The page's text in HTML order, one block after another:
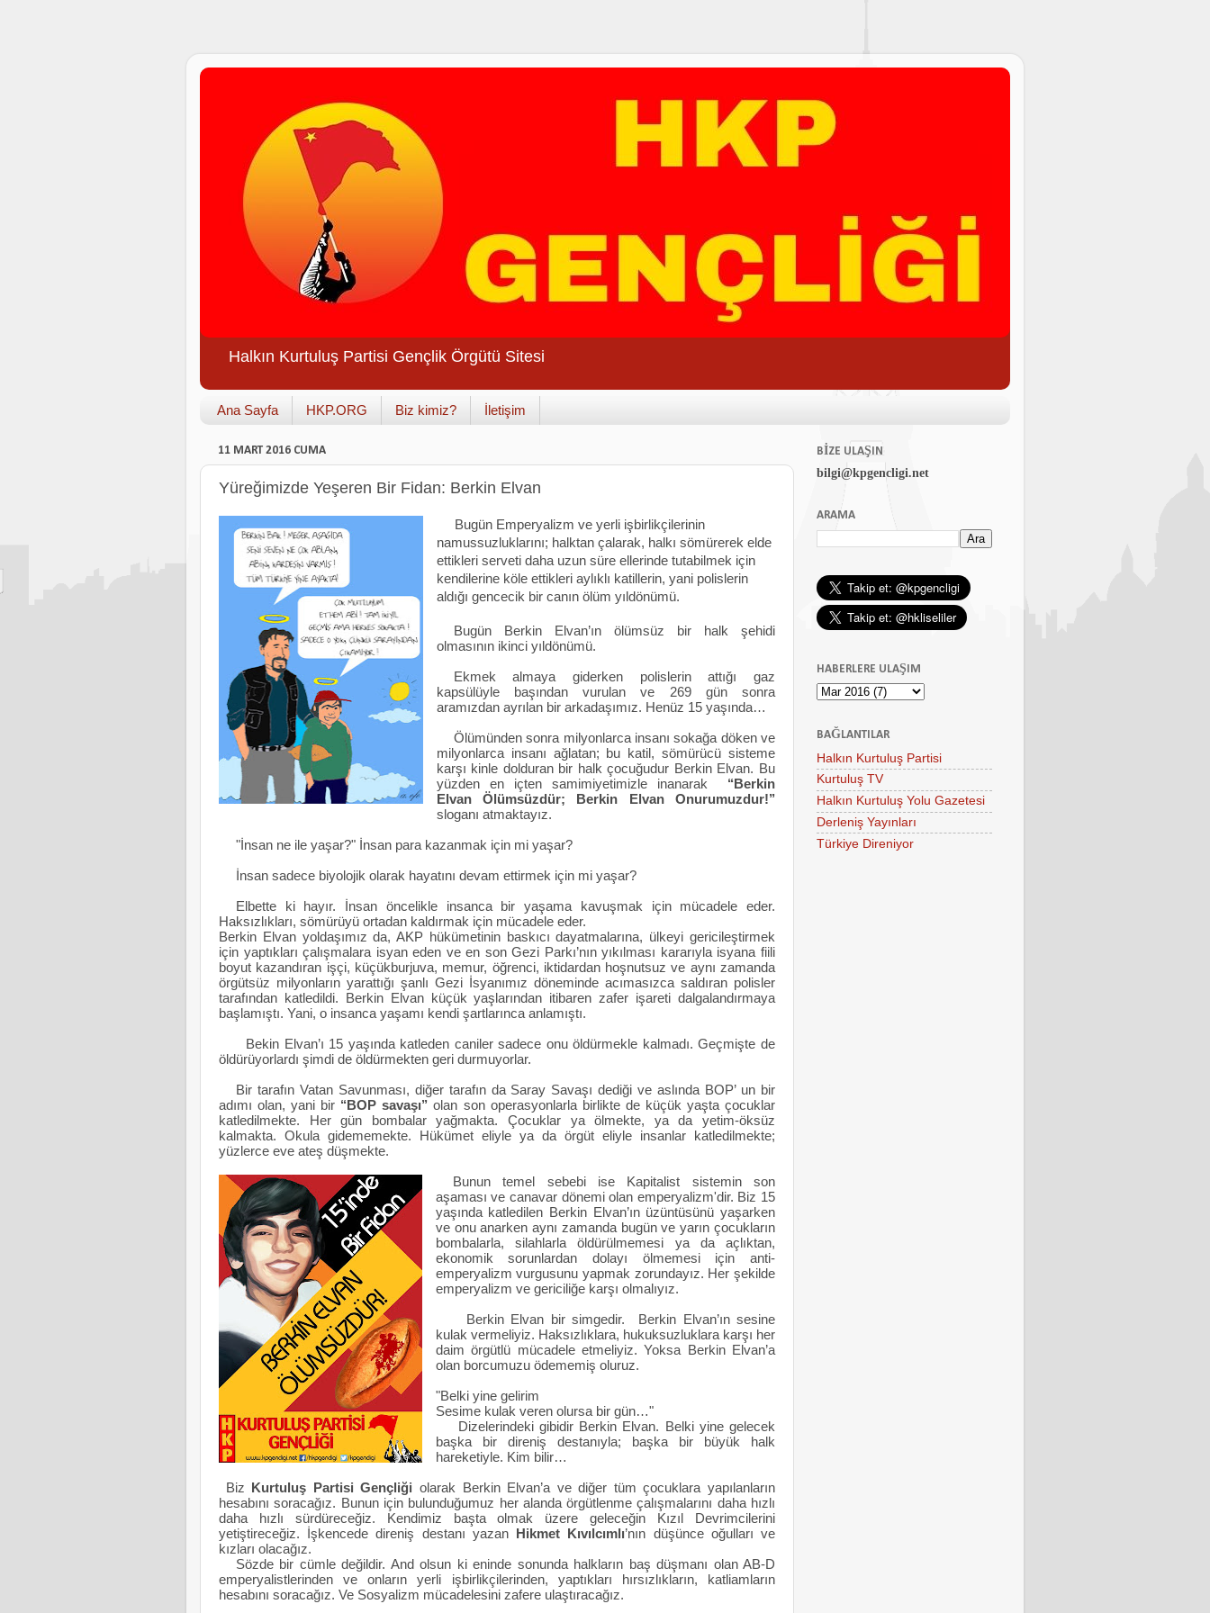
Halkın Kurtuluş Partisi Gençlik Örgütü Sitesi
Ana Sayfa HKP.ORG Biz kimiz? İletişim
11 MART 2016 CUMA
Yüreğimizde Yeşeren Bir Fidan: Berkin Elvan
Bugün Emperyalizm ve yerli işbirlikçilerinin
namussuzluklarını; halktan çalarak, halkı sömürerek elde
ettikleri serveti daha uzun süre ellerinde tutabilmek için
kendilerine köle ettikleri aylıklı katillerin, yani polislerin
aldığı gencecik bir canın ölüm yıldönümü.
Bugün Berkin Elvan’ın ölümsüz bir halk şehidi
olmasının ikinci yıldönümü.
Ekmek almaya giderken polislerin attığı gaz
kapsülüyle başından vurulan ve 269 gün sonra
aramızdan ayrılan bir arkadaşımız. Henüz 15 yaşında…
Ölümünden sonra milyonlarca insanı sokağa döken ve
milyonlarca insanı ağlatan; bu katil, sömürücü sisteme
karşı kinle dolduran bir halk çocuğudur Berkin Elvan. Bu
yüzden en içten samimiyetimizle inanarak ‘‘Berkin
Elvan Ölümsüzdür; Berkin Elvan Onurumuzdur!’’
sloganı atmaktayız.
"İnsan ne ile yaşar?" İnsan para kazanmak için mi yaşar?
İnsan sadece biyolojik olarak hayatını devam ettirmek için mi yaşar?
Elbette ki hayır. İnsan öncelikle insanca bir yaşama kavuşmak için mücadele eder.
Haksızlıkları, sömürüyü ortadan kaldırmak için mücadele eder.
Berkin Elvan yoldaşımız da, AKP hükümetinin baskıcı dayatmalarına, ülkeyi gericileştirmek
için yaptıkları çalışmalara isyan eden ve en son Gezi Parkı’nın yıkılması kararıyla isyana fiili
boyut kazandıran işçi, küçükburjuva, memur, öğrenci, iktidardan hoşnutsuz ve aynı zamanda
örgütsüz milyonların yarattığı şanlı Gezi İsyanımız döneminde acımasızca saldıran polisler
tarafından katledildi. Berkin Elvan küçük yaşlarından itibaren zafer işareti dalgalandırmaya
başlamıştı. Yani, o insanca yaşamı kendi şartlarınca anlamıştı.
Bekin Elvan’ı 15 yaşında katleden caniler sadece onu öldürmekle kalmadı. Geçmişte de
öldürüyorlardı şimdi de öldürmekten geri durmuyorlar.
Bir tarafın Vatan Savunması, diğer tarafın da Saray Savaşı dediği ve aslında BOP’ un bir
adımı olan, yani bir ‘‘BOP savaşı’’ olan son operasyonlarla birlikte de küçük yaşta çocuklar
katledilmekte. Her gün bombalar yağmakta. Çocuklar ya ölmekte, ya da yetim-öksüz
kalmakta. Okula gidememekte. Hükümet eliyle ya da örgüt eliyle insanlar katledilmekte;
yüzlerce eve ateş düşmekte.
Bunun temel sebebi ise Kapitalist sistemin son
aşaması ve canavar dönemi olan emperyalizm'dir. Biz 15
yaşında katledilen Berkin Elvan’ın üzüntüsünü yaşarken
ve onu anarken aynı zamanda bugün ve yarın çocukların
bombalarla, silahlarla öldürülmemesi ya da açlıktan,
ekonomik sorunlardan dolayı ölmemesi için anti-
emperyalizm vurgusunu yapmak zorundayız. Her şekilde
emperyalizm ve gericiliğe karşı olmalıyız.
Berkin Elvan bir simgedir. Berkin Elvan’ın sesine
kulak vermeliyiz. Haksızlıklara, hukuksuzluklara karşı her
daim örgütlü mücadele etmeliyiz. Yoksa Berkin Elvan’a
olan borcumuzu ödememiş oluruz.
"Belki yine gelirim
Sesime kulak veren olursa bir gün…"
Dizelerindeki gibidir Berkin Elvan. Belki yine gelecek
başka bir direniş destanıyla; başka bir büyük halk
hareketiyle. Kim bilir…
Biz Kurtuluş Partisi Gençliği olarak Berkin Elvan’a ve diğer tüm çocuklara yapılanların
hesabını soracağız. Bunun için bulunduğumuz her alanda örgütlenme çalışmalarını daha hızlı
daha hızlı sürdüreceğiz. Kendimiz başta olmak üzere geleceğin Kızıl Devrimcilerini
yetiştireceğiz. İşkencede direniş destanı yazan
Hikmet Kıvılcımlı’nın düşünce oğulları ve
kızları olacağız.
Sözde bir cümle değildir. And olsun ki eninde sonunda halkların baş düşmanı olan AB-D
emperyalistlerinden ve onların yerli işbirlikçilerinden, yaptıkları hırsızlıkların, katliamların
hesabını soracağız. Ve Sosyalizm mücadelesini zafere ulaştıracağız.
BIZE ULAŞIN
bilgi@kpgencligi.net
ARAMA
HABERLERE ULAŞIM
BAĞLANTILAR
Halkın Kurtuluş Partisi
Kurtuluş TV
Halkın Kurtuluş Yolu Gazetesi
Derleniş Yayınları
Türkiye Direniyor